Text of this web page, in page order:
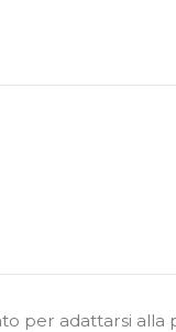
per adattarsi